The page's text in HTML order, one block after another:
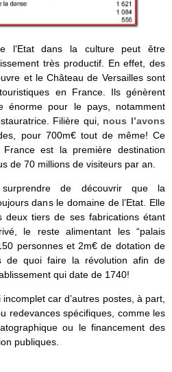
l’Etat dans la culture peut être
très productif. En effet, des
et le Château de Versailles sont
en France. Ils génèrent
énorme pour le pays, notamment
Filière qui, nous l’avons
pour 700m€ tout de même! Ce
est la première destination
de 70 millions de visiteurs par an.
de découvrir que la
dans le domaine de l’Etat. Elle
deux tiers de ses fabrications étant
le reste alimentant les “palais
personnes et 2m€ de dotation de
de quoi faire la révolution afin de
qui date de 1740!
car d’autres postes, à part,
redevances spécifiques, comme les
ou le financement des
publiques.